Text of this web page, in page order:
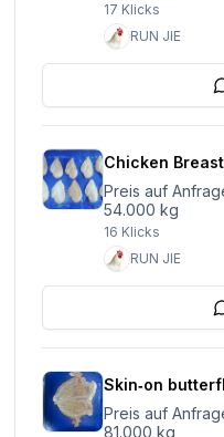
17 Klicks
RUN JIE
Chicken
Preis auf
54.000 kg
16 Klicks
RUN JIE
Skin‑on
Preis auf
81.000 kg